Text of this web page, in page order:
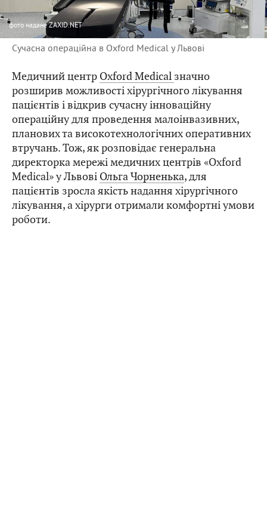
фото надане ZAXID.NET
Сучасна операційна в Oxford Medical у Львові
Медичний центр Oxford Medical значно
розширив можливості хірургічного лікування
пацієнтів і відкрив сучасну інноваційну
операційну для проведення малоінвазивних,
планових та високотехнологічних оперативних
втручань. Тож, як розповідає генеральна
директорка мережі медичних центрів «Oxford
Medical» у Львові Ольга Чорненька, для
пацієнтів зросла якість надання хірургічного
лікування, а хірурги отримали комфортні умови
роботи.